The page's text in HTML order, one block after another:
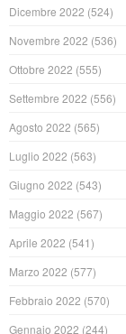
Dicembre 2022 (524)
Novembre 2022 (536)
Ottobre 2022 (555)
Settembre 2022 (556)
Agosto 2022 (565)
Luglio 2022 (563)
Giugno 2022 (543)
Maggio 2022 (567)
Aprile 2022 (541)
Marzo 2022 (577)
Febbraio 2022 (570)
Gennaio 2022 (244)